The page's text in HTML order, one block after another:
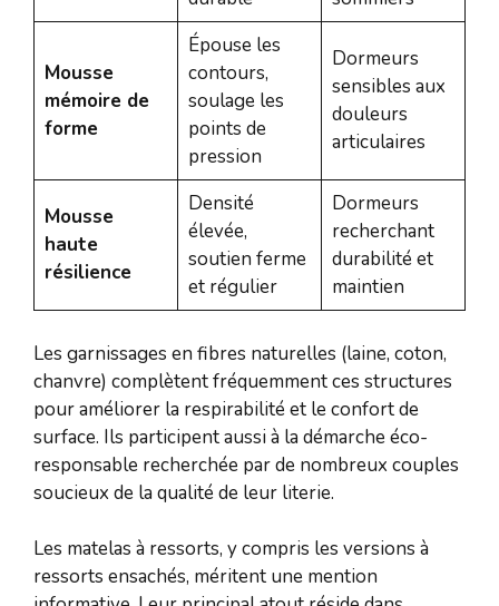
Mousse
mémoire de
forme
Épouse les
contours,
soulage les
points de
pression
Dormeurs
sensibles aux
douleurs
articulaires
Mousse
haute
résilience
Densité
élevée,
soutien ferme
et régulier
Dormeurs
recherchant
durabilité et
maintien
Les garnissages en fibres naturelles (laine, coton,
chanvre) complètent fréquemment ces structures
pour améliorer la respirabilité et le confort de
surface. Ils participent aussi à la démarche éco-
responsable recherchée par de nombreux couples
soucieux de la qualité de leur literie.
Les matelas à ressorts, y compris les versions à
ressorts ensachés, méritent une mention